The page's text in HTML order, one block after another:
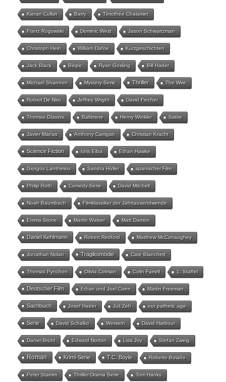
Kieran Culkin Barry Timothée Chalamet
Franz Rogowski Dominic West Jason Schwartzman
Christoph Hein William Dafoe Kurzgeschichten
Jack Black Biopic Ryan Gosling Bill Hader
Michael Shannon Mystery-Serie Thriller The Wire
Robert De Niro Jeffrey Wright David Fincher
Thomas Glavinic Baltimore Henry Winkler Satire
Javier Marías Anthony Carrigan Christian Kracht
Science Fiction Idris Elba Ethan Hawke
Giorgos Lanthimos Sandra Hüller spanischer Film
Philip Roth Comedy-Serie David Mitchell
Noah Baumbach Filmklassiker der Jahrtausendwende
Emma Stone Martin Walser Matt Damon
Daniel Kehlmann Robert Redford Matthew McConaughey
Jonathan Nolan Tragikomödie Cate Blanchett
Thomas Pynchon Olivia Colman Colin Farrell 1. Staffel
Deutscher Film Ethan und Joel Coen Martin Freeman
Sachbuch Josef Hader Juli Zeh our pathetic age
Serie David Schalko Western David Harbour
Daniel Brühl Edward Norton Lisa Joy Stefan Zweig
Roman Krimi-Serie T.C. Boyle Roberto Bolaño
Peter Stamm Thriller-Drama Serie Tom Hanks